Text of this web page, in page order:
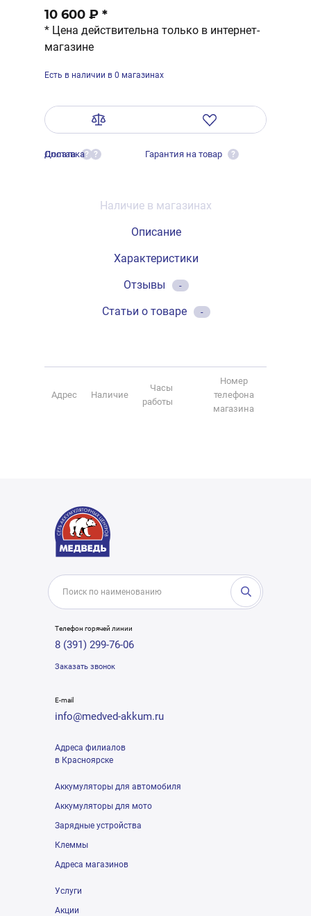
10 600 ₽ *
* Цена действительна только в интернет-
магазине
Есть в наличии в 0 магазинах
Оплата ?
Доставка ? Гарантия на товар ?
Наличие в магазинах
Описание
Характеристики
Отзывы
-
Статьи о товаре -
Адрес Наличие
Часы
работы
Номер
телефона
магазина
Телефон горячей линии
8 (391) 299-76-06
Заказать звонок
E-mail
info@medved-akkum.ru
Адреса филиалов
в Красноярске
Аккумуляторы для автомобиля
Аккумуляторы для мото
Зарядные устройства
Клеммы
Адреса магазинов
Услуги
Акции